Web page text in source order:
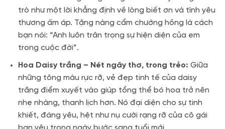
trò như một lời khẳng định về lòng biết ơn và tình yêu
thương ấm áp. Tặng nàng cẩm chướng hồng là cách
bạn nói: “Anh luôn trân trọng sự hiện diện của em
trong cuộc đời”.
Hoa Daisy trắng – Nét ngây thơ, trong trẻo: Giữa
những tông màu rực rỡ, vẻ đẹp tinh tế của daisy
trắng điểm xuyết vào giúp tổng thể bó hoa trở nên
nhẹ nhàng, thanh lịch hơn. Nó đại diện cho sự tinh
khiết, đáng yêu, hệt như nụ cười rạng rỡ của cô gái